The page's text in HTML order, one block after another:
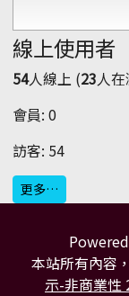
線上使用者
54人線上 (23人
會員: 0
訪客: 54
更多…
本站所有內容
示-非商業性